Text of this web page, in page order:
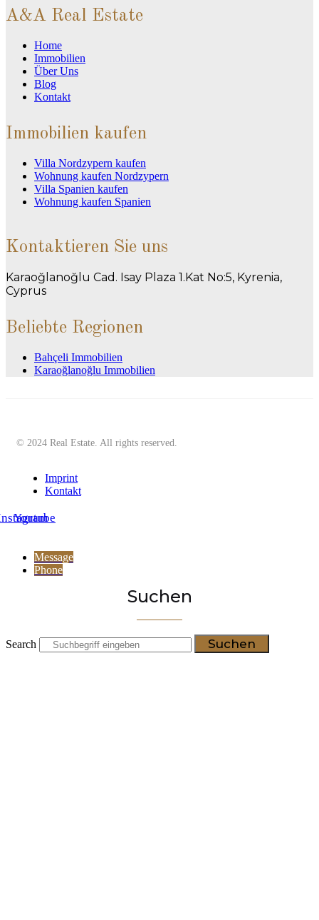
A&A Real Estate
Home
Immobilien
Über Uns
Blog
Kontakt
Immobilien kaufen
Villa Nordzypern kaufen
Wohnung kaufen Nordzypern
Villa Spanien kaufen
Wohnung kaufen Spanien
Kontaktieren Sie uns
Karaoğlanoğlu Cad. Isay Plaza 1.Kat No:5, Kyrenia,
Cyprus
Beliebte Regionen
Bahçeli Immobilien
Karaoğlanoğlu Immobilien
© 2024 Real Estate. All rights reserved.
Imprint
Kontakt
Youtube
Message
Phone
Suchen
Search Suchen